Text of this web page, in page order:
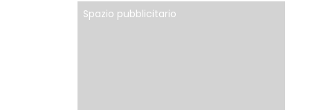
Spazio pubblicitario